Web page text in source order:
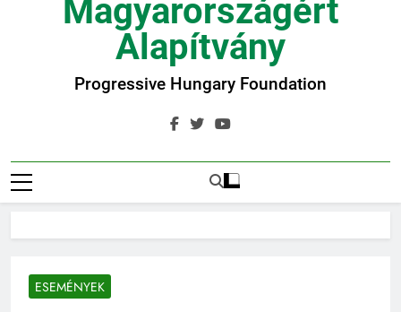
Magyarországért
Alapítvány
Progressive Hungary Foundation
ESEMÉNYEK